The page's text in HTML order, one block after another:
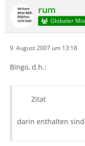
rum
Globaler
9. August 2007 um 13:18
Bingo, d.h.:
Zitat
darin enthalten